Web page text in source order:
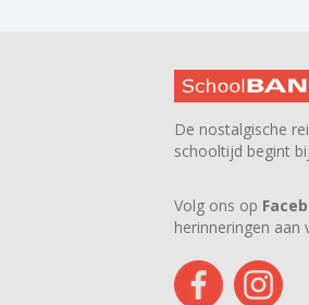
De nostalgische
schooltijd begint
Volg ons op
herinneringen aan